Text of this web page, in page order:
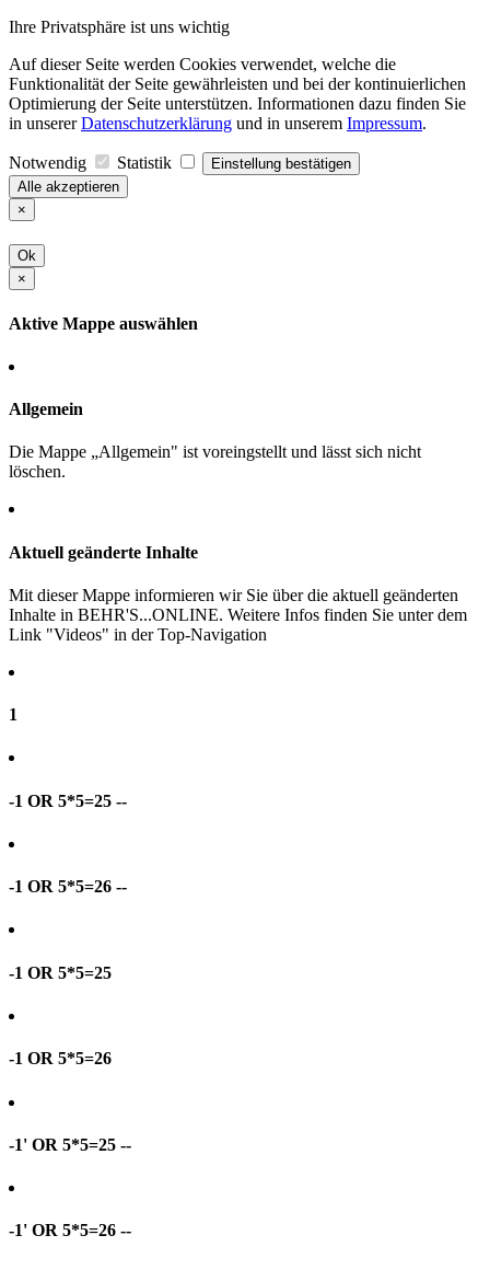
Ihre Privatsphäre ist uns wichtig
Auf dieser Seite werden Cookies verwendet, welche die
Funktionalität der Seite gewährleisten und bei der kontinuierlichen
Optimierung der Seite unterstützen. Informationen dazu finden Sie
in unsererDatenschutzerklärung und in unserem Impressum.
Notwendig Statistik
Einstellung bestätigen
Alle akzeptieren
×
Ok
×
Aktive Mappe auswählen
Allgemein
Die Mappe „Allgemein" ist voreingstellt und lässt sich nicht
löschen.
Aktuell geänderte Inhalte
Mit dieser Mappe informieren wir Sie über die aktuell geänderten
Inhalte in BEHR'S...ONLINE. Weitere Infos finden Sie unter dem
Link "Videos" in der Top-Navigation
1
-1 OR 5*5=25 --
-1 OR 5*5=26 --
-1 OR 5*5=25
-1 OR 5*5=26
-1' OR 5*5=25 --
-1' OR 5*5=26 --